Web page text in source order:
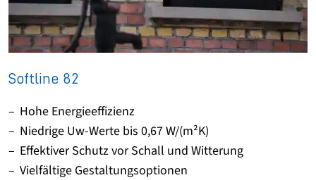
Softline 82
Hohe Energieeffizienz
Niedrige Uw-Werte bis 0,67 W/(m²K)
Effektiver Schutz vor Schall und Witterung
Vielfältige Gestaltungsoptionen